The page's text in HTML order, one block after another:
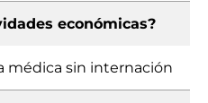
económicas?
médica sin internación